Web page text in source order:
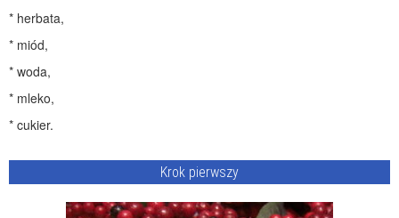
* herbata,
* miód,
* woda,
* mleko,
* cukier.
Krok pierwszy